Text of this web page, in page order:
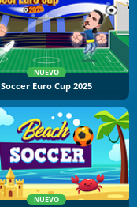
NUEVO
Soccer Euro Cup 2025
NUEVO